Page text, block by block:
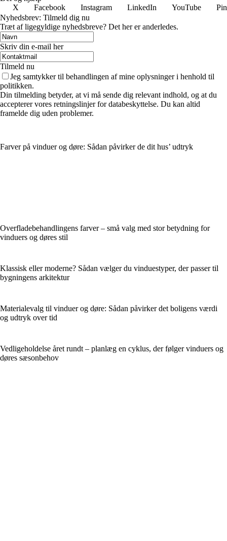
X
Facebook Instagram LinkedIn YouTube
Nyhedsbrev: Tilmeld dig nu
Træt af ligegyldige nyhedsbreve? Det her er anderledes.
Skriv din e-mail her
Tilmeld nu
Jeg samtykker til behandlingen af mine oplysninger i henhold til
politikken.
Din tilmelding betyder, at vi må sende dig relevant indhold, og at du
accepterer vores retningslinjer for databeskyttelse. Du kan altid
framelde dig uden problemer.
Farver på vinduer og døre: Sådan påvirker de dit hus’ udtryk
Overfladebehandlingens farver – små valg med stor betydning for
vinduers og døres stil
Klassisk eller moderne? Sådan vælger du vinduestyper, der passer til
bygningens arkitektur
Materialevalg til vinduer og døre: Sådan påvirker det boligens værdi
og udtryk over tid
Vedligeholdelse året rundt – planlæg en cyklus, der følger vinduers og
døres sæsonbehov